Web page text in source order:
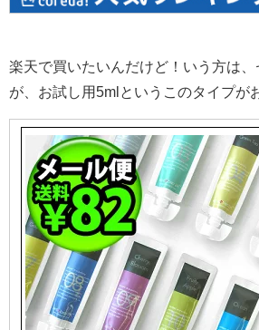
楽天で買いたいんだけど！いう方は
が、お試し用5mlというこのタイプが